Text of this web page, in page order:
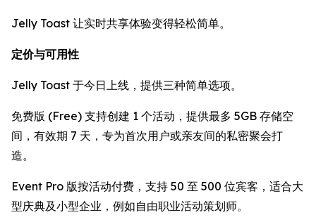
Jelly Toast 让实时共享体验变得轻松简单。
定价与可用性
Jelly Toast 于今日上线，提供三种简单选项。
免费版 (Free) 支持创建 1 个活动，提供最多 5GB 存储空
间，有效期 7 天，专为首次用户或亲友间的私密聚会打
造。
Event Pro 版按活动付费，支持 50 至 500 位宾客，适合大
型庆典及小型企业，例如自由职业活动策划师。